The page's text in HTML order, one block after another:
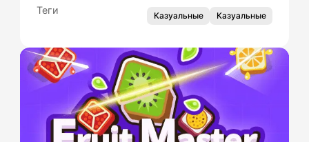
Slide 1 of 1
Теги Казуальные Казуальные